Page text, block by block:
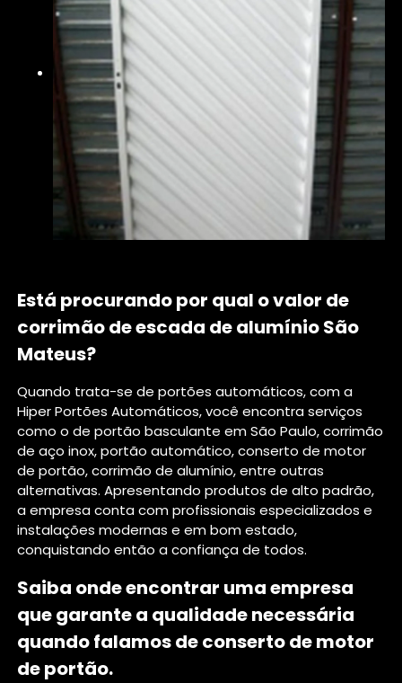
Está procurando por qual o valor de
corrimão de escada de alumínio São
Mateus?
Quando trata-se de portões automáticos, com a
Hiper Portões Automáticos, você encontra serviços
como o de portão basculante em São Paulo, corrimão
de aço inox, portão automático, conserto de motor
de portão, corrimão de alumínio, entre outras
alternativas. Apresentando produtos de alto padrão,
a empresa conta com profissionais especializados e
instalações modernas e em bom estado,
conquistando então a confiança de todos.
Saiba onde encontrar uma empresa
que garante a qualidade necessária
quando falamos de conserto de motor
de portão.